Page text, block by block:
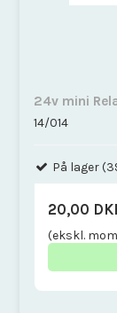
24v mini
14/014
På lager
20,00
(ekskl.